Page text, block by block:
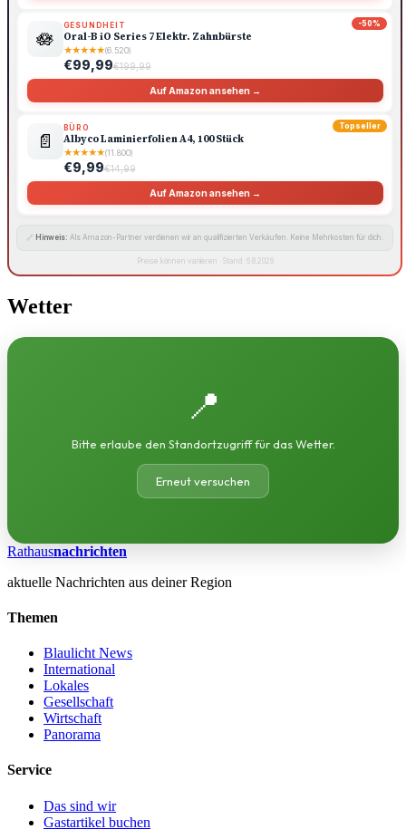
-50%
🪷
GESUNDHEIT
Oral-B iO Series 7 Elektr. Zahnbürste
★★★★★(6.520)
€99,99€199,99
Auf Amazon ansehen →
Topseller
📄
BÜRO
Albyco Laminierfolien A4, 100 Stück
★★★★★(11.800)
€9,99€14,99
Auf Amazon ansehen →
🔗 Hinweis: Als Amazon-Partner verdienen wir an qualifizierten Verkäufen. Keine Mehrkosten für dich.
Preise können variieren · Stand: 6.8.2026
Wetter
📍
Bitte erlaube den Standortzugriff für das Wetter.
Erneut versuchen
Rathausnachrichten
aktuelle Nachrichten aus deiner Region
Themen
Blaulicht News
International
Lokales
Gesellschaft
Wirtschaft
Panorama
Service
Das sind wir
Gastartikel buchen